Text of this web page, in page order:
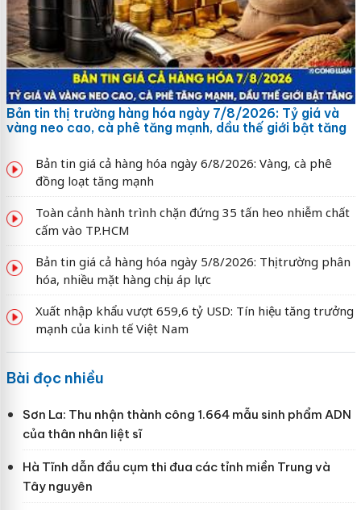
Bản tin thị trường hàng hóa ngày 7/8/2026: Tỷ giá và
vàng neo cao, cà phê tăng mạnh, dầu thế giới bật tăng
Bản tin giá cả hàng hóa ngày 6/8/2026: Vàng, cà phê
đồng loạt tăng mạnh
Toàn cảnh hành trình chặn đứng 35 tấn heo nhiễm chất
cấm vào TP.HCM
Bản tin giá cả hàng hóa ngày 5/8/2026: Thị trường phân
hóa, nhiều mặt hàng chịu áp lực
Xuất nhập khẩu vượt 659,6 tỷ USD: Tín hiệu tăng trưởng
mạnh của kinh tế Việt Nam
Bài đọc nhiều
Sơn La: Thu nhận thành công 1.664 mẫu sinh phẩm ADN
của thân nhân liệt sĩ
Hà Tĩnh dẫn đầu cụm thi đua các tỉnh miền Trung và
Tây nguyên